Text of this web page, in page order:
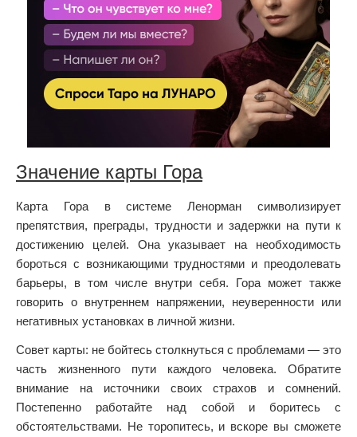
Значение карты Гора
Карта Гора в системе Ленорман символизирует
препятствия, преграды, трудности и задержки на пути к
достижению целей. Она указывает на необходимость
бороться с возникающими трудностями и преодолевать
барьеры, в том числе внутри себя. Гора может также
говорить о внутреннем напряжении, неуверенности или
негативных установках в личной жизни.
Совет карты: не бойтесь столкнуться с проблемами — это
часть жизненного пути каждого человека. Обратите
внимание на источники своих страхов и сомнений.
Постепенно работайте над собой и боритесь с
обстоятельствами. Не торопитесь, и вскоре вы сможете